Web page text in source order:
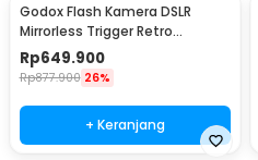
Godox Flash Kamera DSLR
Mirrorless Trigger Retro
Hotshoe GN12 10Ws - Lux Junior
Rp649.900
Rp877.900 26%
+ Keranjang